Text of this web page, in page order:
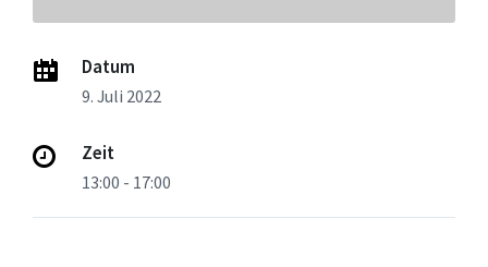
Datum
9. Juli 2022
Zeit
13:00 - 17:00